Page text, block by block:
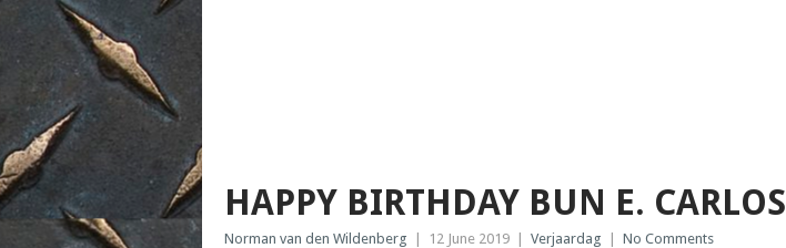
HAPPY BIRTHDAY BUN E. CARLOS
Norman van den Wildenberg 12 June 2019 Verjaardag No Comments